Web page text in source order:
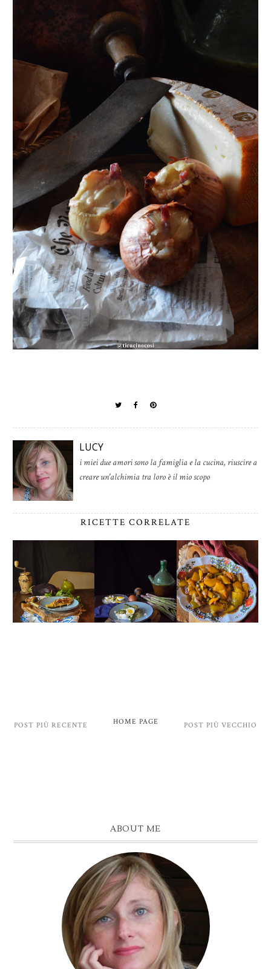
LUCY
i miei due amori sono la famiglia e la cucina, riuscire a
creare un'alchimia tra loro è il mio scopo
RICETTE CORRELATE
POST PIÙ RECENTE POST PIÙ VECCHIO
HOME PAGE
ABOUT ME